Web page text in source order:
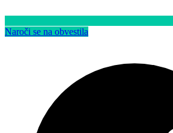
Naroči se na obvestila